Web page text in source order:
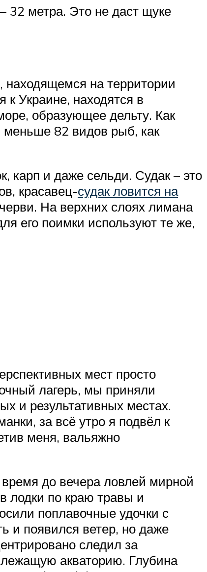
32 метра. Это не даст щуке
на территории
к Украине, находятся в
образующее дельту. Как
меньше 82 видов рыб, как
карп и даже сельди. Судак – это
красавец-судак ловится на
На верхних слоях лимана
его поимки используют те же,
мест просто
лагерь, мы приняли
и результативных местах.
за всё утро я подвёл к
меня, вальяжно
до вечера ловлей мирной
лодки по краю травы и
поплавочные удочки с
и появился ветер, но даже
следил за
акваторию. Глубина